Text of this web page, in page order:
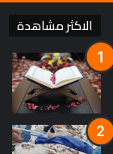
الاكثر مشاهدة